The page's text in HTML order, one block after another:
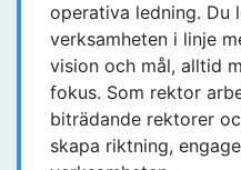
operativa ledning. Du
verksamheten i linje
vision och mål, alltid
fokus. Som rektor
biträdande rektorer
skapa riktning,